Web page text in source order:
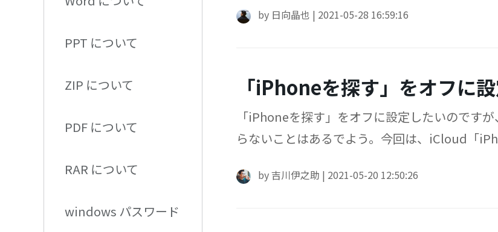
PPT について
ZIP について
PDF について
RAR について
windows パスワード
by 日向晶也 | 2021-05-28 16:59:16
「iPhoneを探す」をオフに
「iPhoneを探す」をオフに設定したいのです
らないことはあるでよう。今回は、iCloud「
by吉川伊之助 | 2021-05-20 12:50:26